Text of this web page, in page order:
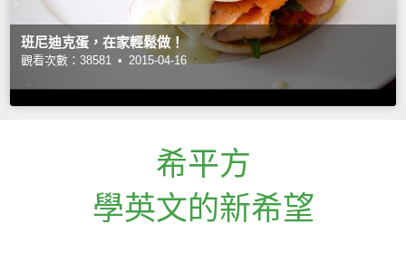
班尼迪克蛋，在家輕鬆做！
觀看次數：38581 • 2015-04-16
希平方
學英文的新希望